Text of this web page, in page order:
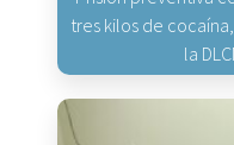
tres kilos de
la